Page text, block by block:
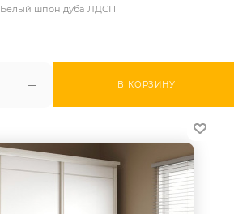
В КОРЗИНУ
Белый шпон дуба ЛДСП